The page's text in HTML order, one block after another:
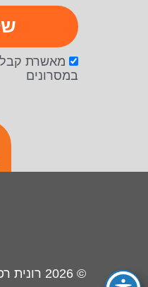
מאשרת
במסרונים
© 2026 רונית